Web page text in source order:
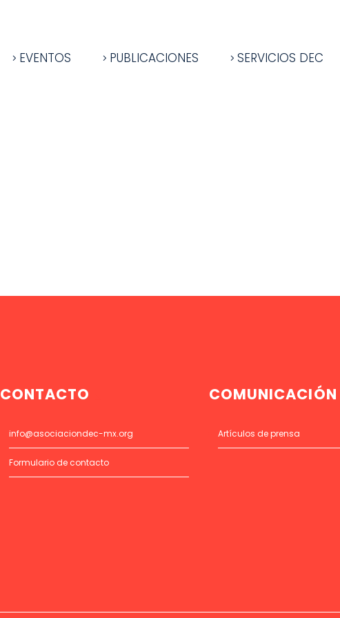
EVENTOS PUBLICACIONES SERVICIOS DEC
CONTACTO
info@asociaciondec-mx.org
Formulario de contacto
COMUNICACIÓN
Artículos de prensa